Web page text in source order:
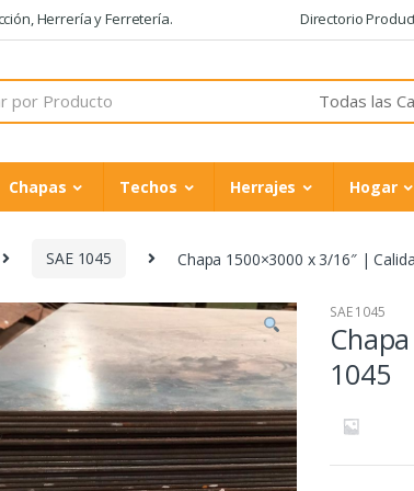
Herrería y Ferretería. Directorio
Chapas Techos Herrajes Hogar
SAE 1045 Chapa 1500×3000 x 3/16″ |
SAE 1045
1045